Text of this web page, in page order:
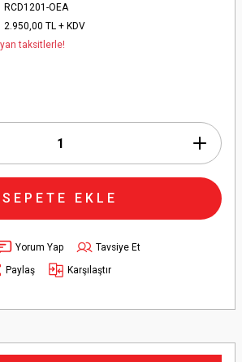
RCD1201-OEA
2.950,00 TL + KDV
taksitlerle!
SEPETE EKLE
Yorum Yap
Tavsiye Et
Paylaş Karşılaştır